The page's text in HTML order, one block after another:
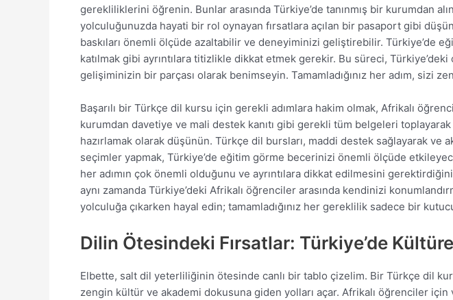
gerekliliklerini öğrenin. Bunlar arasında Türkiye’de tanınmış bir kurumdan
yolculuğunuzda hayati bir rol oynayan fırsatlara açılan bir pasaport gibi
baskıları önemli ölçüde azaltabilir ve deneyiminizi geliştirebilir. Türkiye’de
katılmak gibi ayrıntılara titizlikle dikkat etmek gerekir. Bu süreci,
gelişiminizin bir parçası olarak benimseyin. Tamamladığınız her adım, sizi
Başarılı bir Türkçe dil kursu için gerekli adımlara hakim olmak, Afrikalı
kurumdan davetiye ve mali destek kanıtı gibi gerekli tüm belgeleri
hazırlamak olarak düşünün. Türkçe dil bursları, maddi destek sağlayarak
seçimler yapmak, Türkiye’de eğitim görme becerinizi önemli ölçüde
her adımın çok önemli olduğunu ve ayrıntılara dikkat edilmesini
aynı zamanda Türkiye’deki Afrikalı öğrenciler arasında kendinizi
yolculuğa çıkarken hayal edin; tamamladığınız her gereklilik sadece bir
Dilin Ötesindeki Fırsatlar: Türkiye’de
Elbette, salt dil yeterliliğinin ötesinde canlı bir tablo çizelim. Bir Türkçe dil
zengin kültür ve akademi dokusuna giden yolları açar. Afrikalı öğrenciler